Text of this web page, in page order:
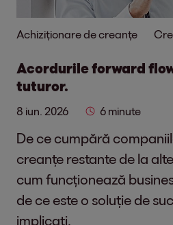
Achiziționare de creanțe
Acordurile forward
tuturor.
8 iun. 2026 6 minute
De ce cumpără
creanțe restante de la
cum funcționează
de ce este o soluție de
implicați.